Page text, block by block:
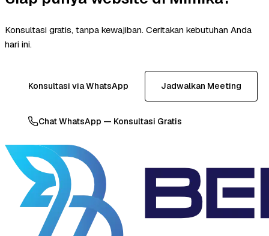
Konsultasi gratis, tanpa kewajiban. Ceritakan kebutuhan Anda
hari ini.
Konsultasi via WhatsApp Jadwalkan Meeting
Chat WhatsApp — Konsultasi Gratis